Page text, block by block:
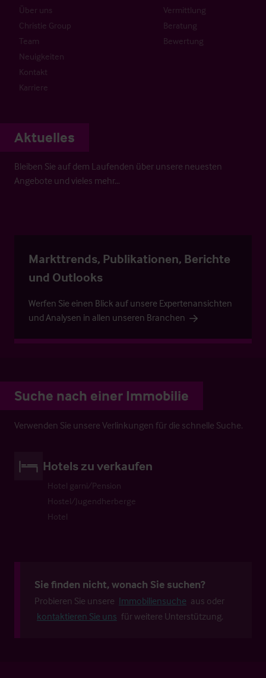
Über uns
Christie Group
Team
Neuigkeiten
Kontakt
Karriere
Vermittlung
Beratung
Bewertung
Aktuelles
Bleiben Sie auf dem Laufenden über unsere neuesten
Angebote und vieles mehr…
Markttrends, Publikationen, Berichte
und Outlooks
Werfen Sie einen Blick auf unsere Expertenansichten
und Analysen in allen unseren Branchen
Suche nach einer Immobilie
Verwenden Sie unsere Verlinkungen für die schnelle Suche.
Hotels zu verkaufen
Hotel garni/Pension
Hostel/Jugendherberge
Hotel
Sie finden nicht, wonach Sie suchen?
Probieren Sie unsere Immobiliensuche aus oder
kontaktieren Sie uns für weitere Unterstützung.